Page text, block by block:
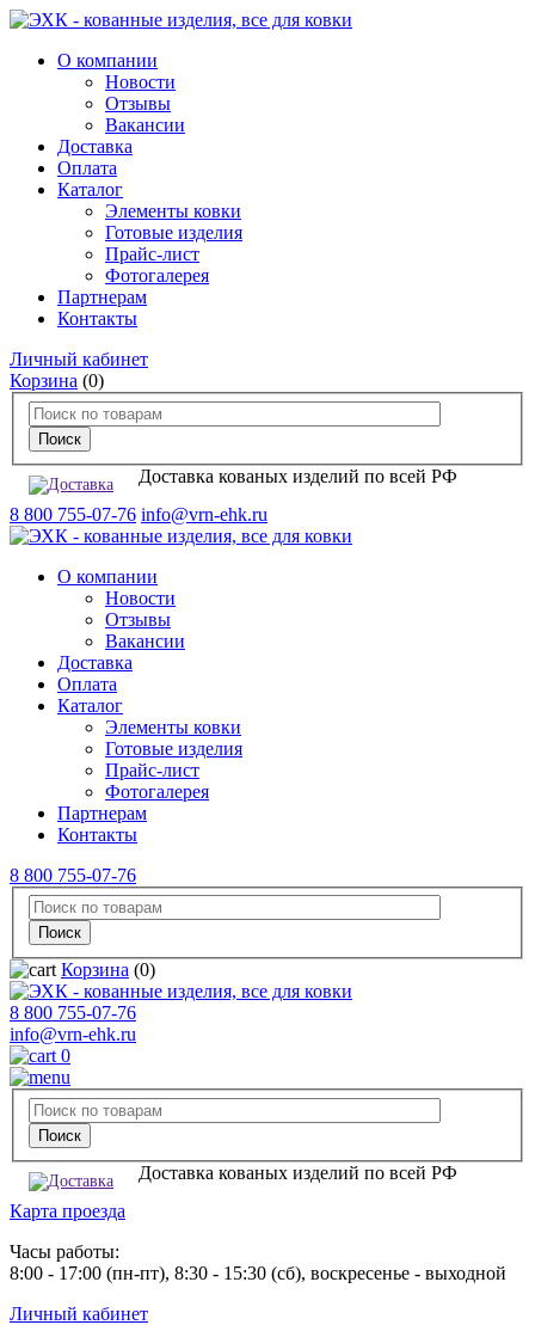
О компании
Новости
Отзывы
Вакансии
Доставка
Оплата
Каталог
Элементы ковки
Готовые изделия
Прайс-лист
Фотогалерея
Партнерам
Контакты
Личный кабинет
Корзина (0)
Доставка кованых изделий по всей РФ
8 800 755-07-76 info@vrn-ehk.ru
О компании
Новости
Отзывы
Вакансии
Доставка
Оплата
Каталог
Элементы ковки
Готовые изделия
Прайс-лист
Фотогалерея
Партнерам
Контакты
8 800 755-07-76
Корзина (0)
8 800 755-07-76
info@vrn-ehk.ru
0
Доставка кованых изделий по всей РФ
Карта проезда
Часы работы:
8:00 - 17:00 (пн-пт), 8:30 - 15:30 (сб), воскресенье - выходной
Личный кабинет